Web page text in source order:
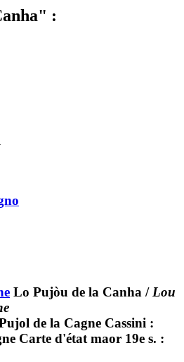
:
Lo Pujòu de la Canha / Lou
de la Cagne Cassini :
Carte d'état maor 19e s. :